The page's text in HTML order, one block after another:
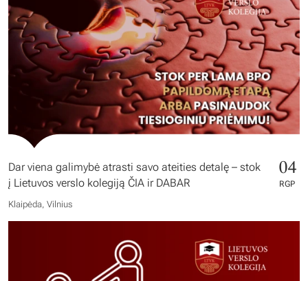
Dar viena galimybė atrasti savo ateities detalę – stok
į Lietuvos verslo kolegiją ČIA ir DABAR
04
RGP
Klaipėda, Vilnius